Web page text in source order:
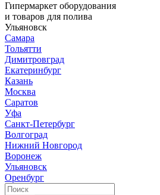
Гипермаркет оборудования
и товаров для полива
Ульяновск
Самара
Тольятти
Димитровград
Екатеринбург
Казань
Москва
Саратов
Уфа
Санкт-Петербург
Волгоград
Нижний Новгород
Воронеж
Ульяновск
Оренбург